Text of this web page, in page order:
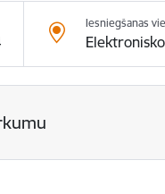
Iesniegšanas